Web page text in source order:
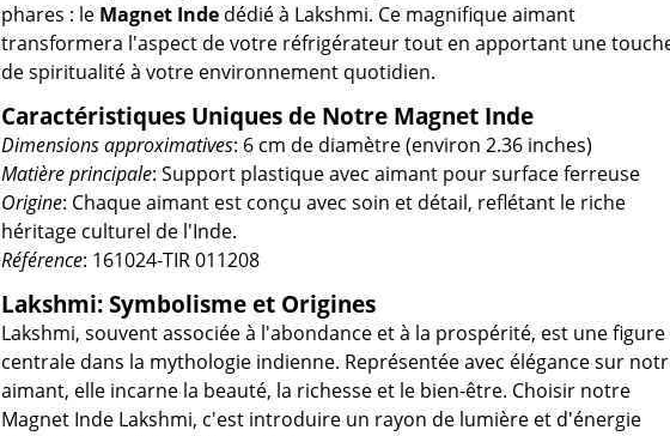
phares : le Magnet Inde dédié à Lakshmi. Ce magnifique aimant
transformera l'aspect de votre réfrigérateur tout en apportant une
de spiritualité à votre environnement quotidien.
Caractéristiques Uniques de Notre Magnet Inde
Dimensions approximatives: 6 cm de diamètre (environ 2.36 inches)
Matière principale: Support plastique avec aimant pour surface ferreuse
Origine: Chaque aimant est conçu avec soin et détail, reflétant le riche
héritage culturel de l'Inde.
Référence: 161024-TIR 011208
Lakshmi: Symbolisme et Origines
Lakshmi, souvent associée à l'abondance et à la prospérité, est une figure
centrale dans la mythologie indienne. Représentée avec élégance sur
aimant, elle incarne la beauté, la richesse et le bien-être. Choisir notre
Magnet Inde Lakshmi, c'est introduire un rayon de lumière et d'énergie